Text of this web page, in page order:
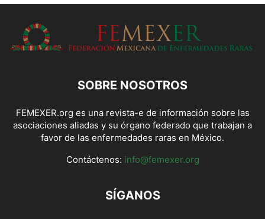
SOBRE NOSOTROS
FEMEXER.org es una revista-e de información sobre las
asociaciones aliadas y su órgano federado que trabajan a
favor de las enfermedades raras en México.
Contáctenos: info@femexer.org
SÍGANOS